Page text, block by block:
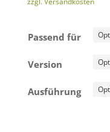
Passend für
Version
Ausführung